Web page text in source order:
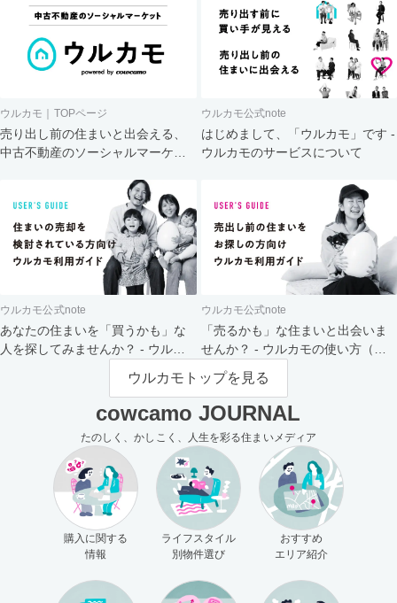
ウルカモ｜TOPページ
売り出し前の住まいと出会える、
中古不動産のソーシャルマーケッ
ウルカモ公式note
はじめまして、「ウルカモ」です -
ウルカモのサービスについて
ウルカモ公式note
あなたの住まいを「買うかも」な
人を探してみませんか？ - ウルカ
ウルカモ公式note
「売るかも」な住まいと出会いま
せんか？ - ウルカモの使い方（買
主さま向け）
ウルカモトップを見る
cowcamo JOURNAL
たのしく、かしこく、人生を彩る住まいメディア
購入に関する
情報
ライフスタイル
別物件選び
おすすめ
エリア紹介